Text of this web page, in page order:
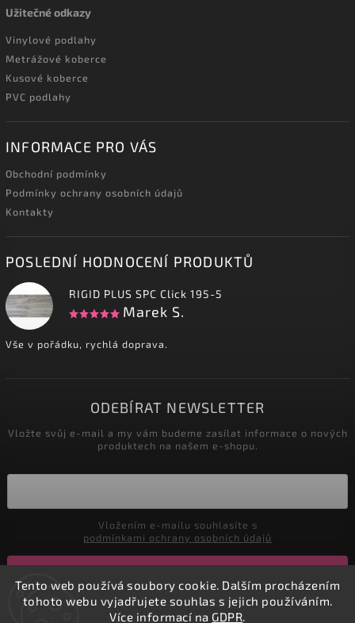
Tento web používá soubory cookie. Dalším procházením
tohoto webu vyjadřujete souhlas s jejich používáním.
Více informací na GDPR.
Užitečné odkazy
Vinylové podlahy
Metrážové koberce
Kusové koberce
PVC podlahy
INFORMACE PRO VÁS
Obchodní podmínky
Podmínky ochrany osobních údajů
Kontakty
POSLEDNÍ HODNOCENÍ PRODUKTŮ
RIGID PLUS SPC Click 195-5
Marek S.
Vše v pořádku, rychlá doprava.
ODEBÍRAT NEWSLETTER
Vložte svůj e-mail a my vám budeme zasílat informace o nových
produktech na našem e-shopu.
podmínkami ochrany osobních údajů